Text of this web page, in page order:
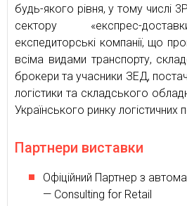
будь-якого рівня, у тому числі
сектору «експрес-
експедиторські компанії, що
всіма видами транспорту,
брокери та учасники ЗЕД,
логістики та складського
Українського ринку логістичних
Партнери виставки
Офіційний Партнер з
— Consulting for Retail